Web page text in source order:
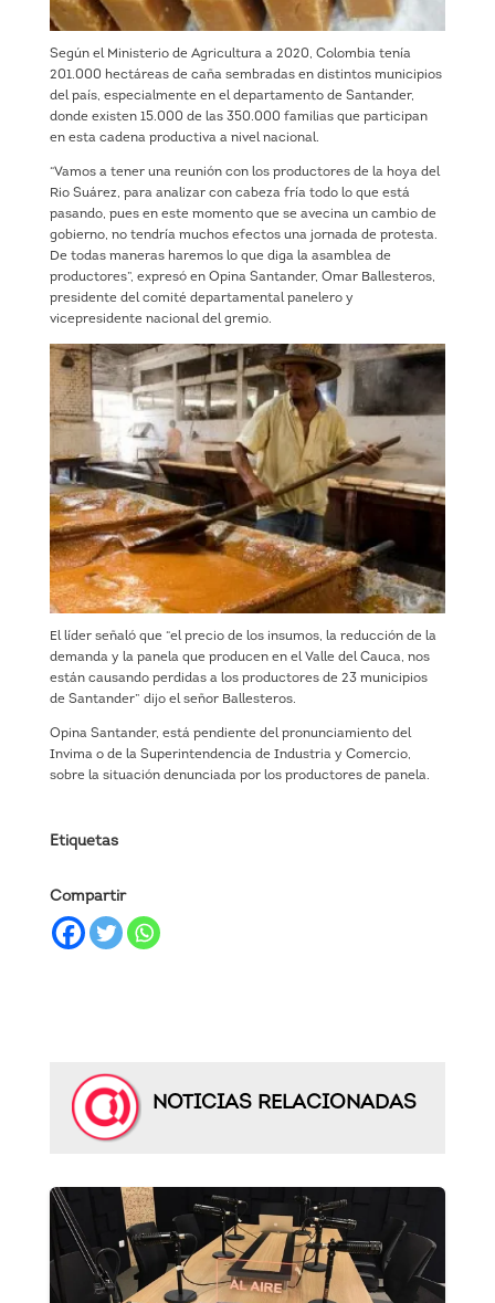
Según el Ministerio de Agricultura a 2020, Colombia tenía
201.000 hectáreas de caña sembradas en distintos municipios
del país, especialmente en el departamento de Santander,
donde existen 15.000 de las 350.000 familias que participan
en esta cadena productiva a nivel nacional.
“Vamos a tener una reunión con los productores de la hoya del
Rio Suárez, para analizar con cabeza fría todo lo que está
pasando, pues en este momento que se avecina un cambio de
gobierno, no tendría muchos efectos una jornada de protesta.
De todas maneras haremos lo que diga la asamblea de
productores”, expresó en Opina Santander, Omar Ballesteros,
presidente del comité departamental panelero y
vicepresidente nacional del gremio.
El líder señaló que “el precio de los insumos, la reducción de la
demanda y la panela que producen en el Valle del Cauca, nos
están causando perdidas a los productores de 23 municipios
de Santander” dijo el señor Ballesteros.
Opina Santander, está pendiente del pronunciamiento del
Invima o de la Superintendencia de Industria y Comercio,
sobre la situación denunciada por los productores de panela.
Etiquetas
Compartir
NOTICIAS RELACIONADAS